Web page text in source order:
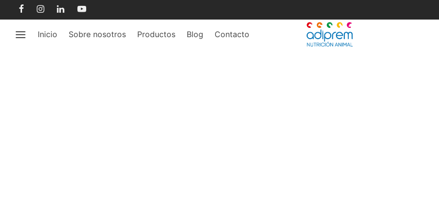
Inicio Sobre nosotros Productos Blog Contacto